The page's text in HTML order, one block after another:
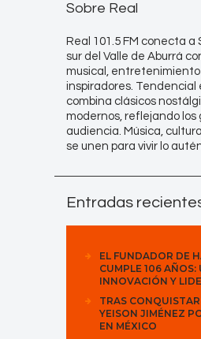
Sobre Real
Real 101.5 FM conecta a
sur del Valle de Aburrá
musical,
inspiradores. Tendencial
combina clásicos
modernos, reflejando los
audiencia. Música,
se unen para vivir lo
Entradas
EL FUNDADOR DE
CUMPLE 106 AÑOS:
INNOVACIÓN Y
TRAS
YEISON JIMÉNEZ
EN MÉXICO